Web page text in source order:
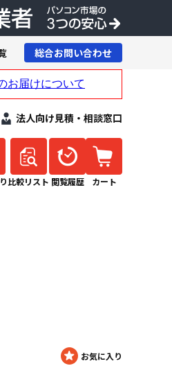
法人向け見積・相談窓口
比較リスト 閲覧履歴 カート
総合お問い合わせ